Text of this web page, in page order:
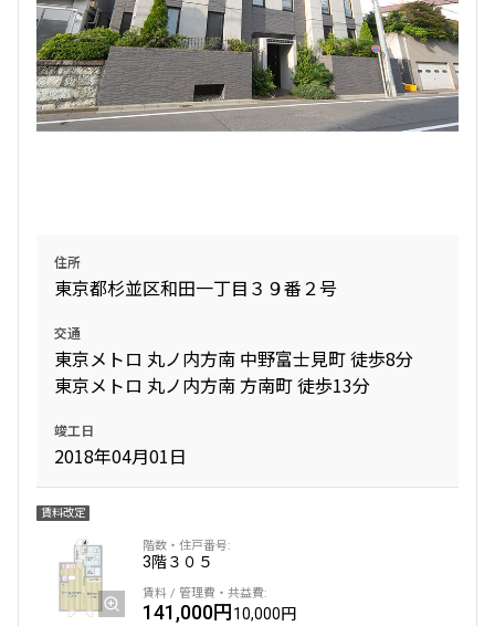
住所
東京都杉並区和田一丁目３９番２号
交通
東京メトロ 丸ノ内方南 中野富士見町 徒歩8分
東京メトロ 丸ノ内方南 方南町 徒歩13分
竣工日
2018年04月01日
賃料改定
3階３０５
141,000円10,000円